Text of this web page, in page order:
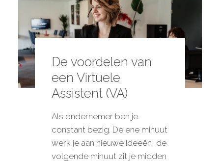
De voordelen van
een Virtuele
Assistent (VA)
Als ondernemer ben je
constant bezig. De ene minuut
werk je aan nieuwe ideeën, de
volgende minuut zit je midden